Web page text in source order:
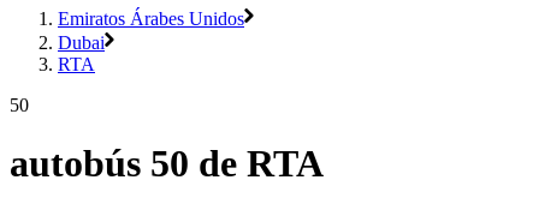
Emiratos Árabes Unidos
Dubai
RTA
50
autobús 50 de RTA